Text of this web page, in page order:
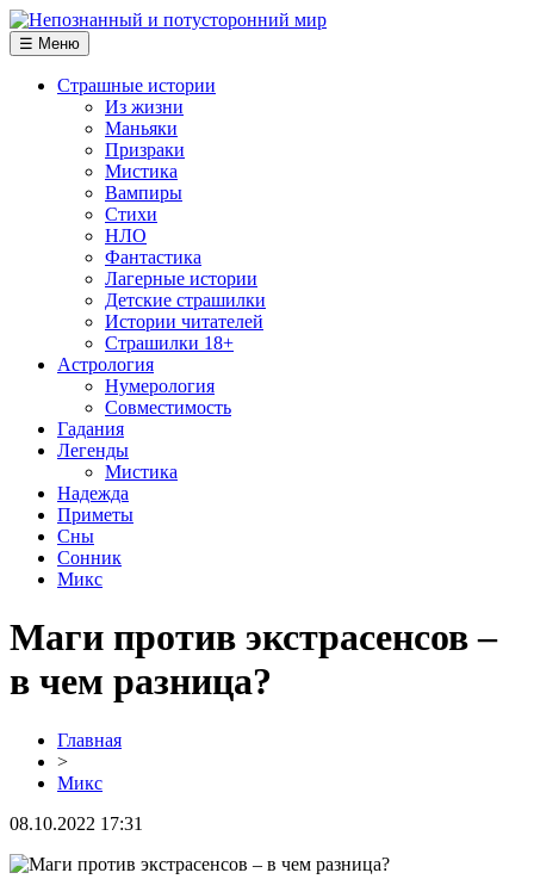
☰ Меню
Страшные истории
Из жизни
Маньяки
Призраки
Мистика
Вампиры
Стихи
НЛО
Фантастика
Лагерные истории
Детские страшилки
Истории читателей
Страшилки 18+
Астрология
Нумерология
Совместимость
Гадания
Легенды
Мистика
Надежда
Приметы
Сны
Сонник
Микс
Маги против экстрасенсов –
в чем разница?
Главная
>
Микс
08.10.2022 17:31